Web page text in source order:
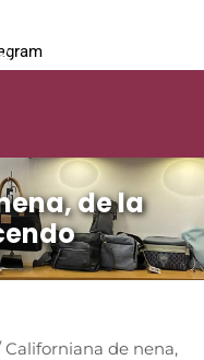
de la
Californiana de nena,